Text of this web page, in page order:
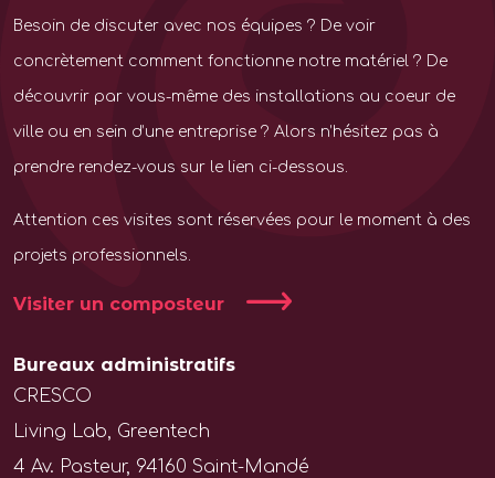
Besoin de discuter avec nos équipes ? De voir
concrètement comment fonctionne notre matériel ? De
découvrir par vous-même des installations au coeur de
ville ou en sein d’une entreprise ? Alors n’hésitez pas à
prendre rendez-vous sur le lien ci-dessous.
Attention ces visites sont réservées pour le moment à des
projets professionnels.
Visiter un composteur
Bureaux administratifs
CRESCO
Living Lab, Greentech
4 Av. Pasteur, 94160 Saint-Mandé